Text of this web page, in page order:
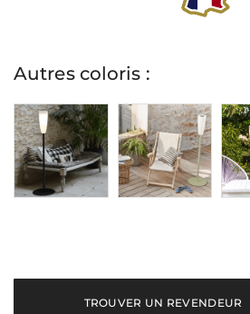
Autres coloris :
TROUVER UN REVENDEUR